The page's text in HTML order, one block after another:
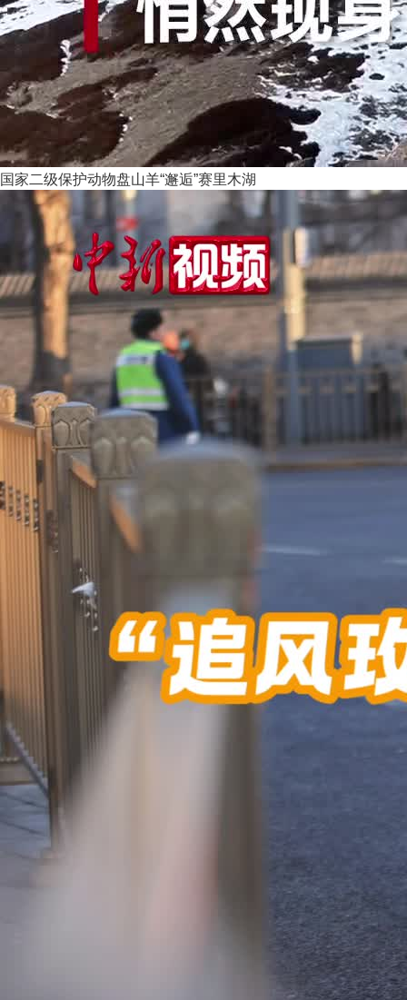
国家二级保护动物盘山羊“邂逅”赛里木湖